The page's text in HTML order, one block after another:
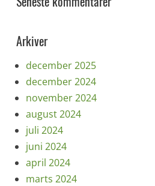
Arkiver
december 2025
december 2024
november 2024
august 2024
juli 2024
juni 2024
april 2024
marts 2024